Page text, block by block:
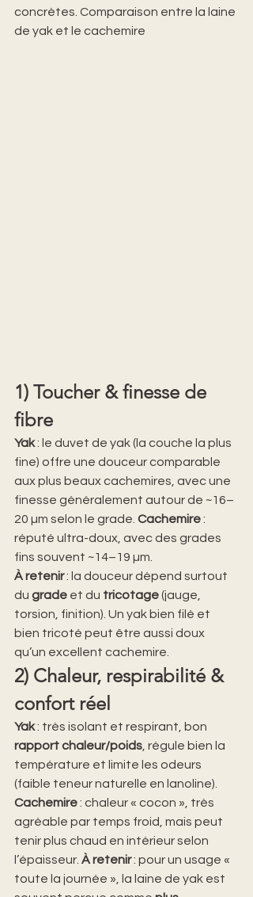
concrètes. Comparaison entre la laine
de yak et le cachemire
1) Toucher & finesse de
fibre
Yak : le duvet de yak (la couche la plus
fine) offre une douceur comparable
aux plus beaux cachemires, avec une
finesse généralement autour de ~16–
20 µm selon le grade. Cachemire :
réputé ultra-doux, avec des grades
fins souvent ~14–19 µm.
À retenir : la douceur dépend surtout
du grade et du tricotage (jauge,
torsion, finition). Un yak bien filé et
bien tricoté peut être aussi doux
qu’un excellent cachemire.
2) Chaleur, respirabilité &
confort réel
Yak : très isolant et respirant, bon
rapport chaleur/poids , régule bien la
température et limite les odeurs
(faible teneur naturelle en lanoline).
Cachemire : chaleur « cocon », très
agréable par temps froid, mais peut
tenir plus chaud en intérieur selon
l’épaisseur. À retenir : pour un usage «
toute la journée », la laine de yak est